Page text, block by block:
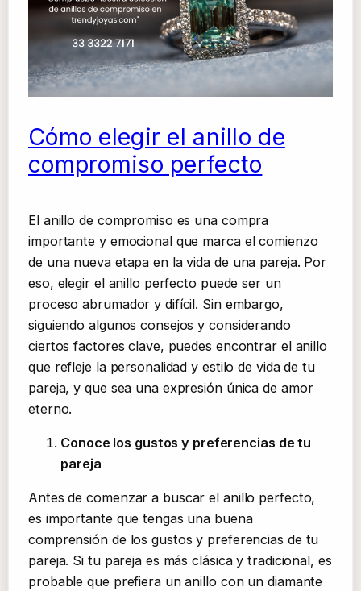
Cómo elegir el anillo de
compromiso perfecto
El anillo de compromiso es una compra
importante y emocional que marca el comienzo
de una nueva etapa en la vida de una pareja. Por
eso, elegir el anillo perfecto puede ser un
proceso abrumador y difícil. Sin embargo,
siguiendo algunos consejos y considerando
ciertos factores clave, puedes encontrar el anillo
que refleje la personalidad y estilo de vida de tu
pareja, y que sea una expresión única de amor
eterno.
Conoce los gustos y preferencias de tu
pareja
Antes de comenzar a buscar el anillo perfecto,
es importante que tengas una buena
comprensión de los gustos y preferencias de tu
pareja. Si tu pareja es más clásica y tradicional, es
probable que prefiera un anillo con un diamante